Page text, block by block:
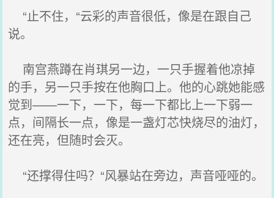
“止不住，“云彩的声音很低，像是在跟自己
说。
南宫燕蹲在肖琪另一边，一只手握着他凉掉
的手，另一只手按在他胸口上。他的心跳她能感
觉到——一下，一下，每一下都比上一下弱一
点，间隔长一点，像是一盏灯芯快烧尽的油灯，
还在亮，但随时会灭。
“还撑得住吗？“风暴站在旁边，声音哑哑的。